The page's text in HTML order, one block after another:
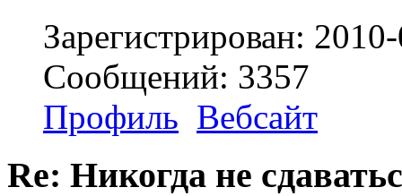
Зарегистрирован:
Сообщений: 3357
Профиль Вебсайт
Re: Никогда не